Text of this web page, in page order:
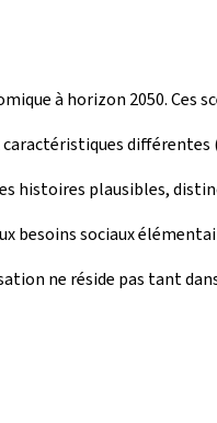
à horizon 2050. Ces
caractéristiques
histoires plausibles,
besoins sociaux
ne réside pas tant